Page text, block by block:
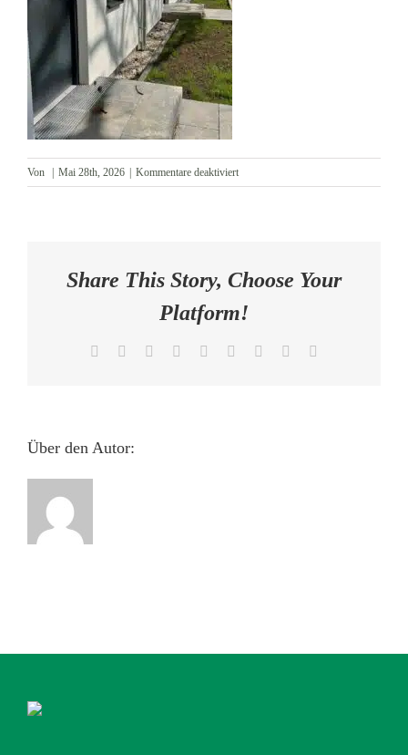
AKTUELLES
KONTAKT
Von Mai 28th, 2026 Kommentare deaktiviertfür
Eingänge
Share This Story, Choose Your
Platform!
Facebook Reddit LinkedInWhatsApp
TumblrPinterest
Über den Autor: